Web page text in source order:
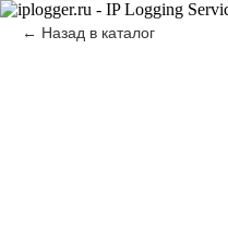
Назад в каталог